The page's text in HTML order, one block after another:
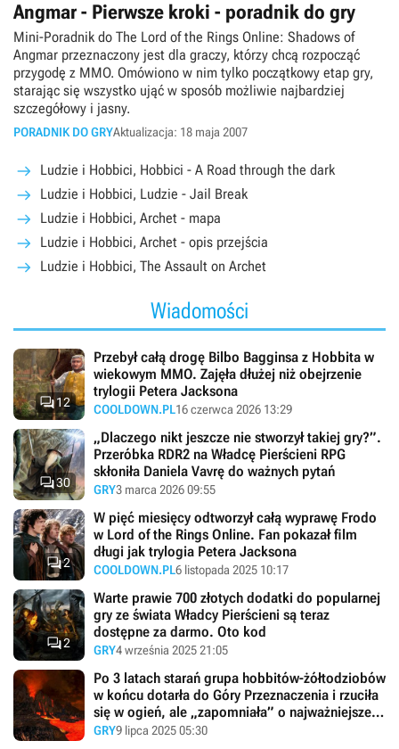
Angmar - Pierwsze kroki - poradnik do gry
Mini-Poradnik do The Lord of the Rings Online: Shadows of
Angmar przeznaczony jest dla graczy, którzy chcą rozpocząć
przygodę z MMO. Omówiono w nim tylko początkowy etap gry,
starając się wszystko ująć w sposób możliwie najbardziej
szczegółowy i jasny.
PORADNIK DO GRYAktualizacja: 18 maja 2007
Ludzie i Hobbici, Hobbici - A Road through the dark
Ludzie i Hobbici, Ludzie - Jail Break
Ludzie i Hobbici, Archet - mapa
Ludzie i Hobbici, Archet - opis przejścia
Ludzie i Hobbici, The Assault on Archet
Wiadomości
12
Przebył całą drogę Bilbo Bagginsa z Hobbita w
wiekowym MMO. Zajęła dłużej niż obejrzenie
trylogii Petera Jacksona
COOLDOWN.PL16 czerwca 2026 13:29
30
„Dlaczego nikt jeszcze nie stworzył takiej gry?”.
Przeróbka RDR2 na Władcę Pierścieni RPG
skłoniła Daniela Vavrę do ważnych pytań
GRY3 marca 2026 09:55
2
W pięć miesięcy odtworzył całą wyprawę Frodo
w Lord of the Rings Online. Fan pokazał film
długi jak trylogia Petera Jacksona
COOLDOWN.PL6 listopada 2025 10:17
2
Warte prawie 700 złotych dodatki do popularnej
gry ze świata Władcy Pierścieni są teraz
dostępne za darmo. Oto kod
GRY4 września 2025 21:05
Po 3 latach starań grupa hobbitów-żółtodziobów
w końcu dotarła do Góry Przeznaczenia i rzuciła
się w ogień, ale „zapomniała” o najważniejszej
rzeczy
GRY9 lipca 2025 05:30